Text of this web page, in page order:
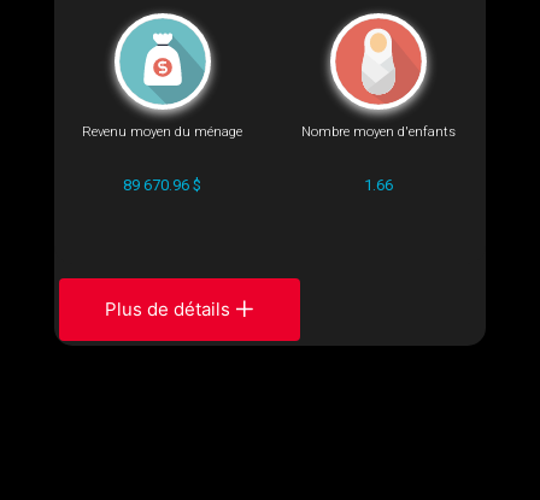
Revenu moyen du ménage
89 670.96 $
Nombre moyen d'enfants
1.66
Plus de détails